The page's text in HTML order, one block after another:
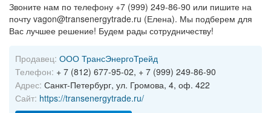
Звоните нам по телефону +7 (999) 249-86-90 или пишите на
почту vagon@transenergytrade.ru (Елена). Мы подберем для
Вас лучшее решение! Будем рады сотрудничеству!
Продавец: ООО ТрансЭнергоТрейд
Телефон: + 7 (812) 677-95-02, + 7 (999) 249-86-90
Адрес: Санкт-Петербург, ул. Громова, 4, оф. 422
Сайт: https://transenergytrade.ru/